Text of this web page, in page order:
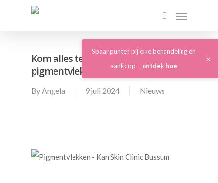
Kom alles te weten over
pigmentvlekken
ByAngela 9 juli 2024 Nieuws
Spaar punten bij elke behandeling én
aankoop – ontdek hoe
×